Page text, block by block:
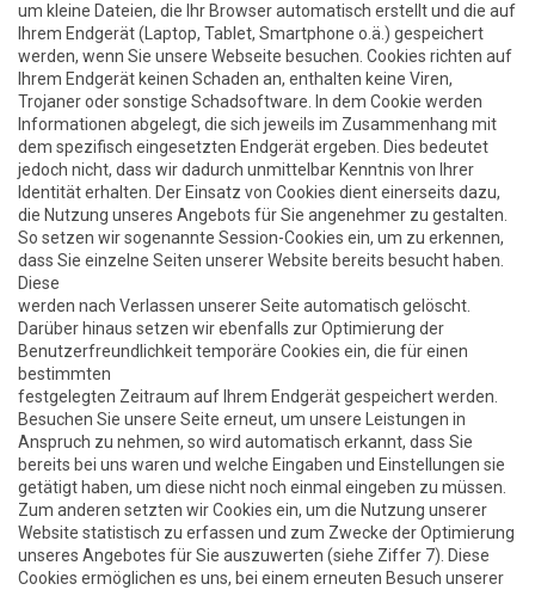
um kleine Dateien, die Ihr Browser automatisch erstellt und die auf
Ihrem Endgerät (Laptop, Tablet, Smartphone o.ä.) gespeichert
werden, wenn Sie unsere Webseite besuchen. Cookies richten auf
Ihrem Endgerät keinen Schaden an, enthalten keine Viren,
Trojaner oder sonstige Schadsoftware. In dem Cookie werden
Informationen abgelegt, die sich jeweils im Zusammenhang mit
dem spezifisch eingesetzten Endgerät ergeben. Dies bedeutet
jedoch nicht, dass wir dadurch unmittelbar Kenntnis von Ihrer
Identität erhalten. Der Einsatz von Cookies dient einerseits dazu,
die Nutzung unseres Angebots für Sie angenehmer zu gestalten.
So setzen wir sogenannte Session-Cookies ein, um zu erkennen,
dass Sie einzelne Seiten unserer Website bereits besucht haben.
Diese
werden nach Verlassen unserer Seite automatisch gelöscht.
Darüber hinaus setzen wir ebenfalls zur Optimierung der
Benutzerfreundlichkeit temporäre Cookies ein, die für einen
bestimmten
festgelegten Zeitraum auf Ihrem Endgerät gespeichert werden.
Besuchen Sie unsere Seite erneut, um unsere Leistungen in
Anspruch zu nehmen, so wird automatisch erkannt, dass Sie
bereits bei uns waren und welche Eingaben und Einstellungen sie
getätigt haben, um diese nicht noch einmal eingeben zu müssen.
Zum anderen setzten wir Cookies ein, um die Nutzung unserer
Website statistisch zu erfassen und zum Zwecke der Optimierung
unseres Angebotes für Sie auszuwerten (siehe Ziffer 7). Diese
Cookies ermöglichen es uns, bei einem erneuten Besuch unserer